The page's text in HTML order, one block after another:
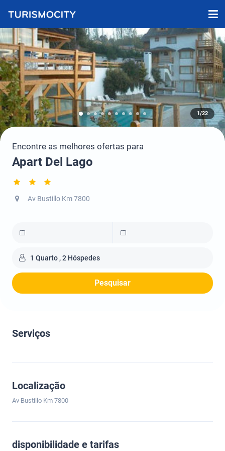
1/22
Encontre as melhores ofertas para
Apart Del Lago
Av Bustillo Km 7800
1 Quarto , 2 Hóspedes
Pesquisar
Serviços
Localização
Av Bustillo Km 7800
disponibilidade e tarifas